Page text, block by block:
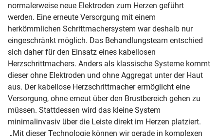
normalerweise neue Elektroden zum Herzen geführt
werden. Eine erneute Versorgung mit einem
herkömmlichen Schrittmachersystem war deshalb nur
eingeschränkt möglich. Das Behandlungsteam entschied
sich daher für den Einsatz eines kabellosen
Herzschrittmachers. Anders als klassische Systeme kommt
dieser ohne Elektroden und ohne Aggregat unter der Haut
aus. Der kabellose Herzschrittmacher ermöglicht eine
Versorgung, ohne erneut über den Brustbereich gehen zu
müssen. Stattdessen wird das kleine System
minimalinvasiv über die Leiste direkt im Herzen platziert.
„Mit dieser Technologie können wir gerade in komplexen